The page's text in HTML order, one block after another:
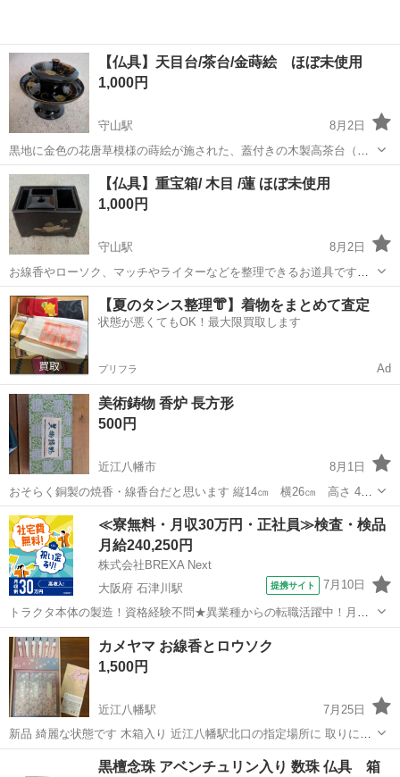
【仏具】天目台/茶台/金蒔絵 ほぼ未使用
1,000円
守山駅
8月2日
黒地に金色の花唐草模様の蒔絵が施された、蓋付きの木製高茶台（ま
たは天目台・茶台）です。仏事でお茶や湯呑みをお供えするための仏
具になります。 4.5寸 箱付き 取扱説明書有り 自宅保管品です
滋賀 守山市 守山駅 冠婚葬祭 仏具
【仏具】重宝箱/ 木目 /蓮 ほぼ未使用
1,000円
守山駅
8月2日
お線香やローソク、マッチやライターなどを整理できるお道具です。
マッチのカス入れとしても使用できます。 箱無し。 ほぼ未使用品。
滋賀 守山市 守山駅 冠婚葬祭 仏具
【夏のタンス整理👘】着物をまとめて査定
状態が悪くてもOK！最大限買取します
プリフラ Ad
美術鋳物 香炉 長方形
500円
近江八幡市
8月1日
おそらく銅製の焼香・線香台だと思います 縦14㎝ 横26㎝ 高さ 4㎝
未使用品ですが実家倉庫にて長期保管品ですので現物確認の上でご購
入をお願い致します。
滋賀 近江八幡市 冠婚葬祭
≪寮無料・月収30万円・正社員≫検査・検品
月給240,250円
株式会社BREXA Next
大阪府 石津川駅
提携サイト 7月10日
トラクタ本体の製造！資格経験不問★異業種からの転職活躍中！月収
例29万円以上！生活支援物資事前対応可◎即日入寮OK！寮費はずっと
無料＆備品付き1R寮完備！赴任旅費会社負担！工場まで無料送迎あり
◎《大阪府堺市》 人気の工場の...
大阪 堺市 石津川駅 その他
カメヤマ お線香とロウソク
1,500円
近江八幡駅
7月25日
新品 綺麗な状態です 木箱入り 近江八幡駅北口の指定場所に 取りに来
てくださる方近江八幡市 近江八幡駅 冠婚葬祭 線香
黒檀念珠 アベンチュリン入り 数珠 仏具 箱